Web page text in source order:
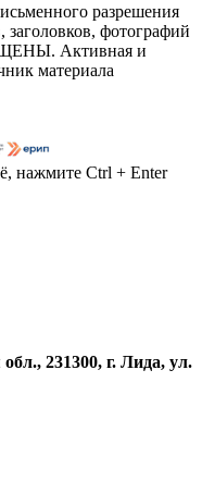
разрешения
фотографий
Активная и
материала
нажмите Ctrl + Enter
231300, г. Лида, ул.